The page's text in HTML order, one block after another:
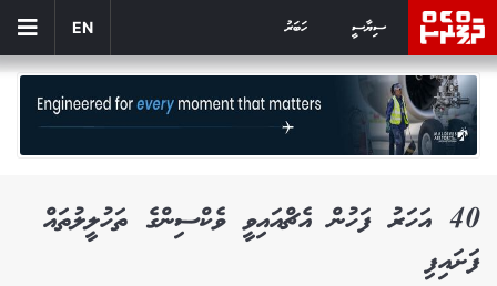
ސިޔާސީ ހަބަރު EN
40 އަހަރު ފަހުން އެޗްއައިވީ ވެކްސިންގެ ތަހުލީލުތައް
ފަށައިފި